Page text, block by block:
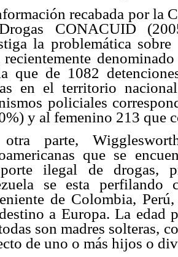
recabada por la
CONACUID
la problemática
recientemente
que de 1082
en el territorio
policiales
y al femenino 213 que
parte,
que se
ilegal de drogas,
se esta
de Colombia,
a Europa. La edad
son madres solteras,
de uno o más hijos o